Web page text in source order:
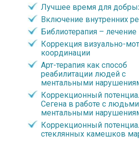
Лучшее время для
Включение внутренних
Библиотерапия –
Коррекция визуально-
координации
Арт-терапия как способ
реабилитации людей с
ментальными
Коррекционный
Сегена в работе с
ментальными
Коррекционный
стеклянных камешков